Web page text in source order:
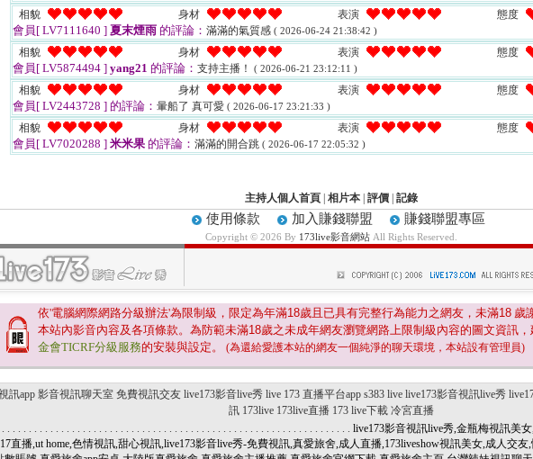
相貌 身材 表演 態度
會員[ LV7111640 ] 夏末煙雨 的評論： 滿滿的氣質感 ( 2026-06-24 21:38:42 )
相貌 身材 表演 態度
會員[ LV5874494 ] yang21 的評論： 支持主播！ ( 2026-06-21 23:12:11 )
相貌 身材 表演 態度
會員[ LV2443728 ] 的評論： 暈船了 真可愛 ( 2026-06-17 23:21:33 )
相貌 身材 表演 態度
會員[ LV7020288 ] 米米果 的評論： 滿滿的開合跳 ( 2026-06-17 22:05:32 )
主持人個人首頁 相片本 評價 記錄
使用條款 加入賺錢聯盟 賺錢聯盟專區
Copyright © 2026 By 173live影音網站 All Rights Reserved.
依'電腦網際網路分級辦法'為限制級，限定為年滿18歲且已具有完整行為能力之網友，未滿18 歲
本站內影音內容及各項條款。為防範未滿18歲之未成年網友瀏覽網路上限制級內容的圖文資訊
金會TICRF分級服務的安裝與設定。 (為還給愛護本站的網友一個純淨的聊天環境，本站設有管理員)
訊app 影音視訊聊天室 免費視訊交友 live173影音live秀 live 173 直播平台app s383 live live173影音視訊live秀
訊 173live 173live直播 173 live下載 冷宮直播
. . . . . . . . . . . . . . . . . . . . . . . . . . . . . . . . . . . . . . . . . . . . . . . . . . . . . . . . . . . . . . . . . live173影音視訊live秀,金瓶梅視訊美
直播,ut home,色情視訊,甜心視訊,live173影音live秀-免費視訊,真愛旅舍,成人直播,173liveshow視訊美女,成人交